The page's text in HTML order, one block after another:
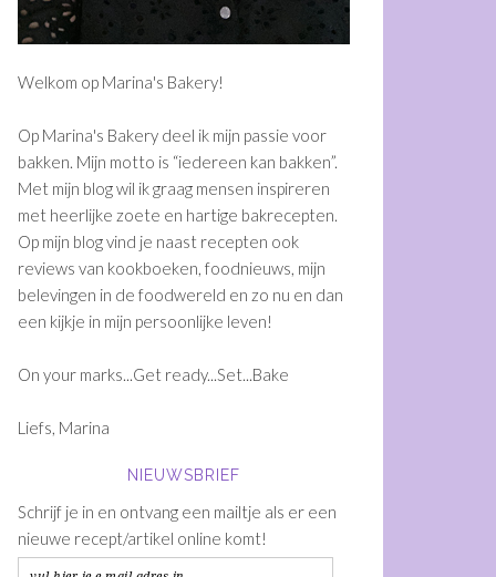
Welkom op Marina's Bakery!
Op Marina's Bakery deel ik mijn passie voor
bakken. Mijn motto is “iedereen kan bakken”.
Met mijn blog wil ik graag mensen inspireren
met heerlijke zoete en hartige bakrecepten.
Op mijn blog vind je naast recepten ook
reviews van kookboeken, foodnieuws, mijn
belevingen in de foodwereld en zo nu en dan
een kijkje in mijn persoonlijke leven!
On your marks...Get ready...Set...Bake
Liefs, Marina
NIEUWSBRIEF
Schrijf je in en ontvang een mailtje als er een
nieuwe recept/artikel online komt!
vul